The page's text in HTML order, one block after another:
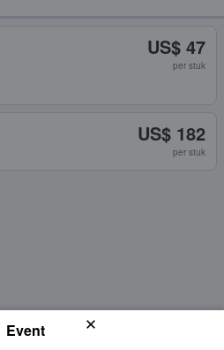
US$ 47
per stuk
US$ 182
per stuk
Event